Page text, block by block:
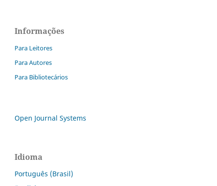
Informações
Para Leitores
Para Autores
Para Bibliotecários
Open Journal Systems
Idioma
Português (Brasil)